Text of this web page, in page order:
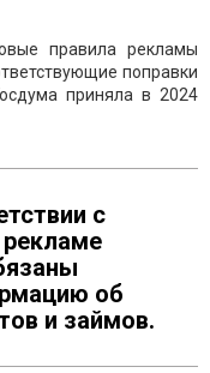
правила рекламы
поправки
приняла в 2024
с
об
и займов.